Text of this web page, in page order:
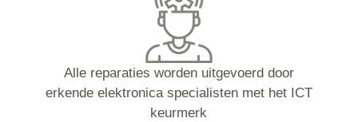
Alle reparaties worden uitgevoerd door
erkende elektronica specialisten met het ICT
keurmerk